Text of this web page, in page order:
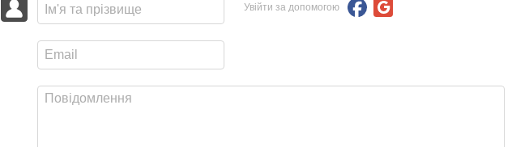
Увійти за допомогою